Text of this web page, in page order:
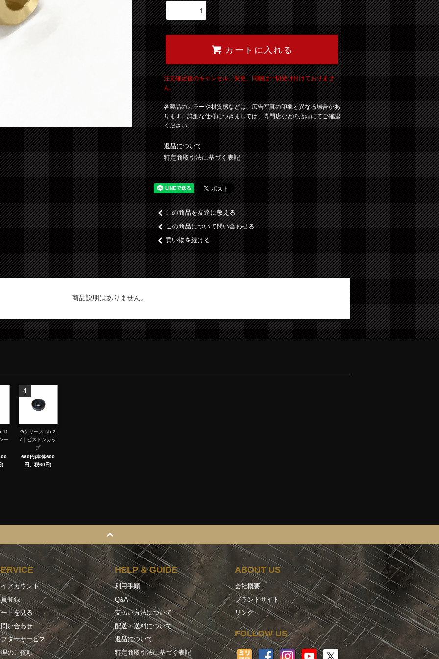
カートに入れる
注文確定後のキャンセル、変更、同梱は一切受け付けておりませ
ん。
各製品のカラーや材質感などは、広告写真の印象と異なる場合があ
ります。詳細な仕様につきましては、専門店などの店頭にてご確認
ください。
返品について
特定商取引法に基づく表記
この商品を友達に教える
この商品について問い合わせる
買い物を続ける
商品説明はありません。
ー
)
4
Gシリーズ No.2
7｜ピストンカッ
プ
660円(本体600
円、税60円)
アカウント
登録
トを見る
い合わせ
ターサービス
のご依頼
HELP & GUIDE
利用手順
Q&A
支払い方法について
配送・送料について
返品について
特定商取引法に基づく表記
ABOUT US
会社概要
ブランドサイト
リンク
FOLLOW US